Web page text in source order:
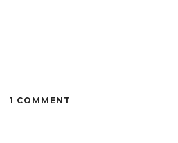
1 COMMENT